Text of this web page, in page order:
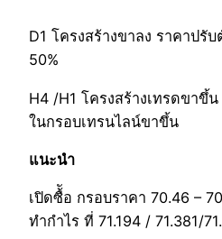
D1 โครงสร้างขาลง ราคาปรั
50%
H4 /H1 โครงสร้างเทรดขาขึ้
ในกรอบเทรนไลน์ขาขึ้น
แนะนำ
เปิดซื้ัอ กรอบราคา 70.46 –
ทำกำไร ที่ 71.194 / 71.381/